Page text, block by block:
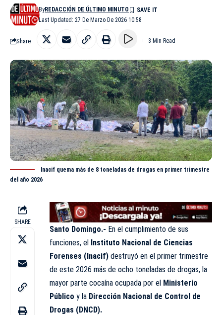
Last Updated: 27 De Marzo De 2026 10:58
ByREDACCIÓN DE ÚLTIMO MINUTO
Share 3 Min Read
Inacif quema más de 8 toneladas de drogas en primer trimestre
del año 2026
SHARE
Santo Domingo.- En el cumplimiento de sus
funciones, el Instituto Nacional de Ciencias
Forenses (Inacif) destruyó en el primer trimestre
de este 2026 más de ocho toneladas de drogas, la
mayor parte cocaína ocupada por el Ministerio
Público y la Dirección Nacional de Control de
Drogas (DNCD).